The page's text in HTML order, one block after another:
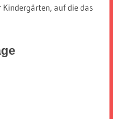
Kindergärten, auf die das